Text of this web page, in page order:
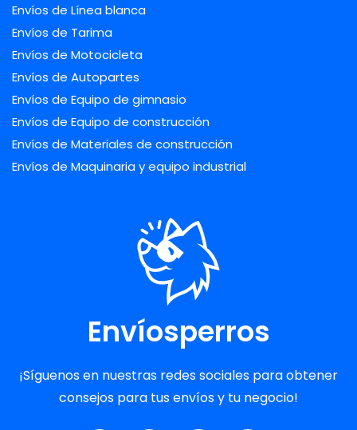
Envíos de Línea blanca
Envíos de Tarima
Envíos de Motocicleta
Envíos de Autopartes
Envíos de Equipo de gimnasio
Envíos de Equipo de construcción
Envíos de Materiales de construcción
Envíos de Maquinaria y equipo industrial
Envíosperros
¡Síguenos en nuestras redes sociales para obtener
consejos para tus envíos y tu negocio!